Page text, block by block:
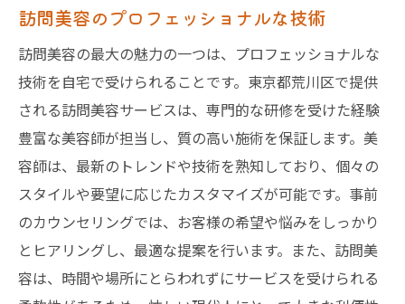
訪問美容のプロフェッショナルな技術
訪問美容の最大の魅力の一つは、プロフェッショナルな
技術を自宅で受けられることです。東京都荒川区で提供
される訪問美容サービスは、専門的な研修を受けた経験
豊富な美容師が担当し、質の高い施術を保証します。美
容師は、最新のトレンドや技術を熟知しており、個々の
スタイルや要望に応じたカスタマイズが可能です。事前
のカウンセリングでは、お客様の希望や悩みをしっかり
とヒアリングし、最適な提案を行います。また、訪問美
容は、時間や場所にとらわれずにサービスを受けられる